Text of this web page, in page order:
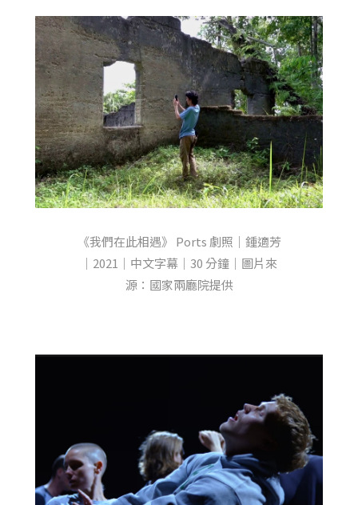
《我們在此相遇》 Ports 劇照｜鍾適芳
｜2021｜中文字幕｜30 分鐘｜圖片來
源：國家兩廳院提供